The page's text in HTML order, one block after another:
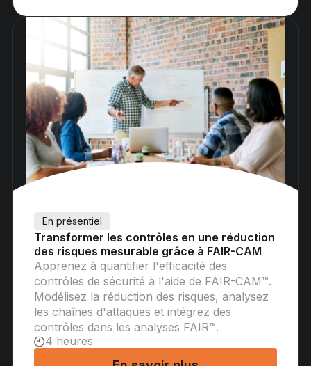
En présentiel
Transformer les contrôles en une réduction
des risques mesurable grâce à FAIR-CAM
Apprenez à quantifier l'efficacité des
contrôles de sécurité à l'aide de FAIR-CAM™.
Modélisez la réduction des risques, analysez
les chaînes d'attaques et intégrez des
contrôles dans les analyses FAIR™.
4 heures